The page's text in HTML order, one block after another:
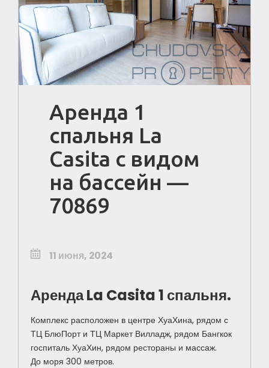
Аренда 1
спальня La
Casita с видом
на бассейн —
70869
11 июня, 2024
Аренда La Casita 1 спальня.
Комплекс расположен в центре ХуаХина, рядом с
ТЦ БлюПорт и ТЦ Маркет Вилладж, рядом Бангкок
госпиталь ХуаХин, рядом рестораны и массаж.
До моря 300 метров.